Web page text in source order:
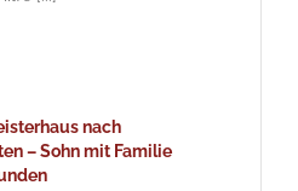
nach
– Sohn mit Familie